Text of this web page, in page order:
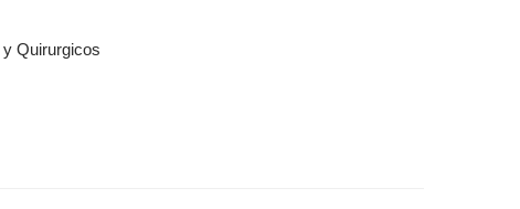
Quirurgicos